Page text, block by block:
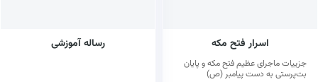
اسرار فتح مکه
جزییات ماجرای عظیم فتح مکه و پایان
بت‌پرستی به دست پیامبر (ص)
رساله آموزشی